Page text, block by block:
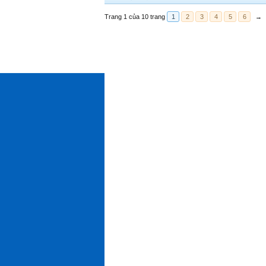
Trang 1 của 10 trang 1 2 3 4 5 6 →